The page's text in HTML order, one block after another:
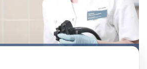
вооружен! (Praemonitus,